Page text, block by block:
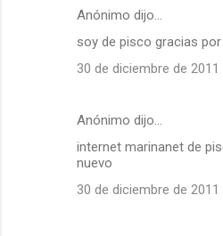
Anónimo dijo…
soy de pisco gracias
30 de diciembre de 2011
Anónimo dijo…
internet marinanet de
nuevo
30 de diciembre de 2011